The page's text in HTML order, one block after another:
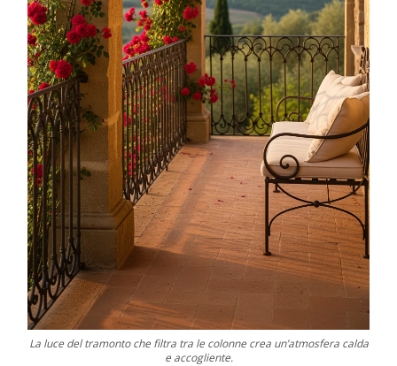
La luce del tramonto che filtra tra le colonne crea un’atmosfera calda
e accogliente.